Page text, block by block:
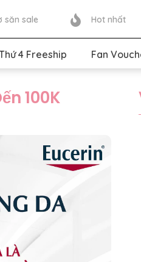
săn sale Hot nhất
4 Freeship Fan
100K